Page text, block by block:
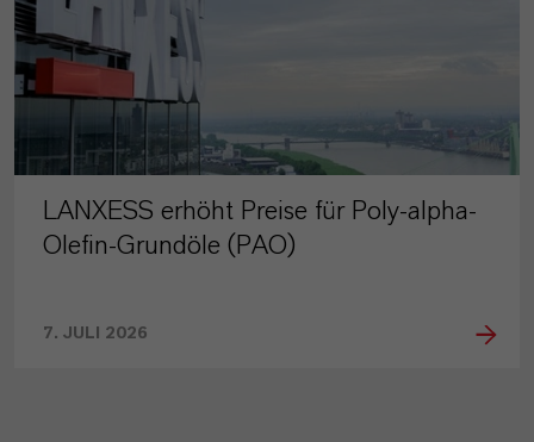
LANXESS erhöht Preise für Poly-alpha-
Olefin-Grundöle (PAO)
7. JULI 2026